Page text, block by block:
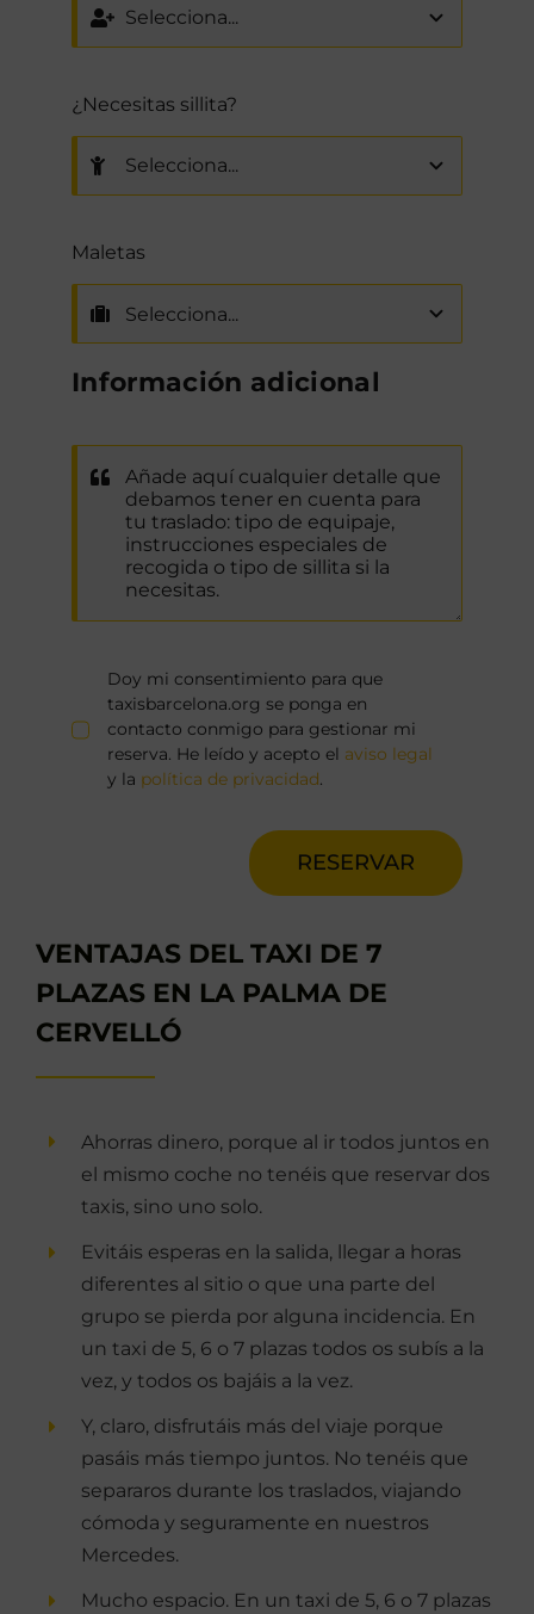
¿Necesitas sillita?
Maletas
Información adicional
Doy mi consentimiento para que
taxisbarcelona.org se ponga en
contacto conmigo para gestionar mi
reserva. He leído y acepto el aviso legal
y la política de privacidad.
RESERVAR
VENTAJAS DEL TAXI DE 7
PLAZAS EN LA PALMA DE
CERVELLÓ
Ahorras dinero, porque al ir todos juntos en
el mismo coche no tenéis que reservar dos
taxis, sino uno solo.
Evitáis esperas en la salida, llegar a horas
diferentes al sitio o que una parte del
grupo se pierda por alguna incidencia. En
un taxi de 5, 6 o 7 plazas todos os subís a la
vez, y todos os bajáis a la vez.
Y, claro, disfrutáis más del viaje porque
pasáis más tiempo juntos. No tenéis que
separaros durante los traslados, viajando
cómoda y seguramente en nuestros
Mercedes.
Mucho espacio. En un taxi de 5, 6 o 7 plazas